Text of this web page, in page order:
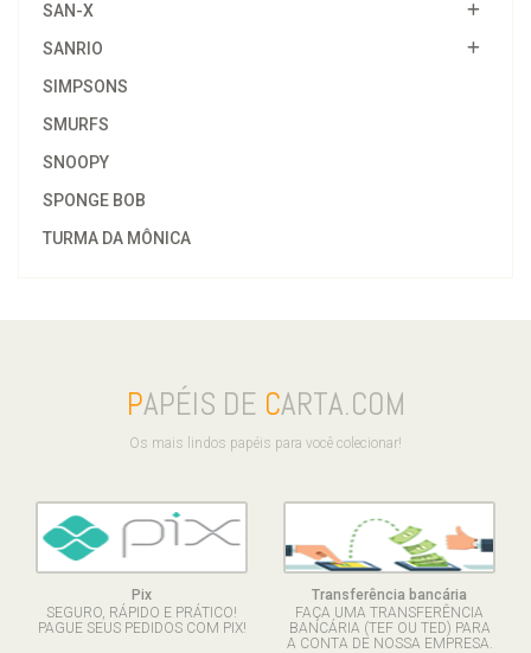
SAN-X
SANRIO
SIMPSONS
SMURFS
SNOOPY
SPONGE BOB
TURMA DA MÔNICA
PAPÉIS DE CARTA.COM
Os mais lindos papéis para você colecionar!
Pix
SEGURO, RÁPIDO E PRÁTICO!
PAGUE SEUS PEDIDOS COM PIX!
Transferência bancária
FAÇA UMA TRANSFERÊNCIA
BANCÁRIA (TEF OU TED) PARA
A CONTA DE NOSSA EMPRESA.